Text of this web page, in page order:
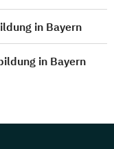
in Bayern
in Bayern